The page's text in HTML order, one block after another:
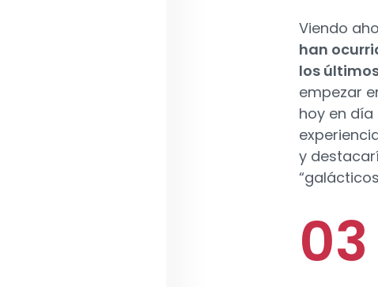
Viendo
han
los
empezar
hoy en
y